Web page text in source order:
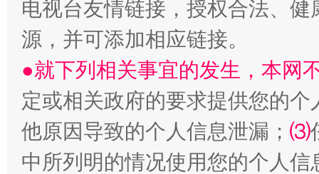
受贿1.44亿！段成刚被判无期
电视台友情链接，授权合法、
源，并可添加相应链接。
●就下列相关事宜的发生，本网
定或相关政府的要求提供您的个
他原因导致的个人信息泄漏； ⑶
中所列明的情况使用您的个人